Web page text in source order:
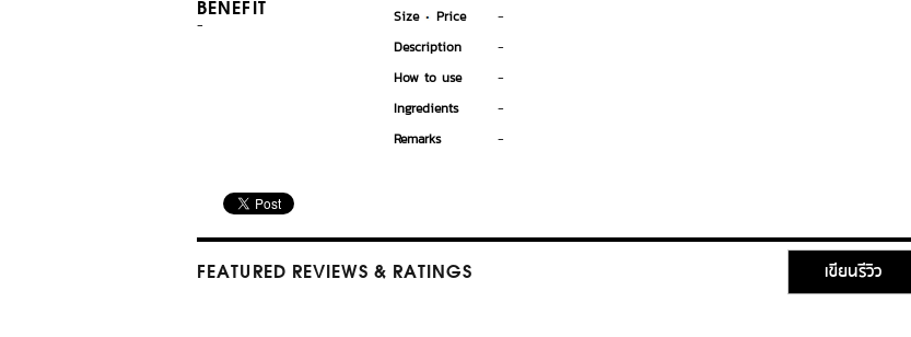
BENEFIT
- Size Price
-
Description
-
How to use
-
Ingredients
-
Remarks
-
FEATURED REVIEWS & RATINGS เขียนรีวิว